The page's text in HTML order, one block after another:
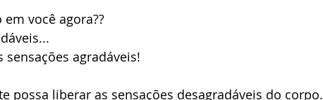
você agora??
agradáveis!
possa liberar as sensações desagradáveis do corpo.